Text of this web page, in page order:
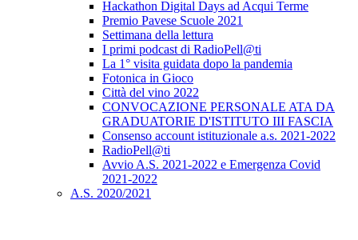
Hackathon Digital Days ad Acqui Terme
Premio Pavese Scuole 2021
Settimana della lettura
I primi podcast di RadioPell@ti
La 1° visita guidata dopo la pandemia
Fotonica in Gioco
Città del vino 2022
CONVOCAZIONE PERSONALE ATA DA
GRADUATORIE D'ISTITUTO III FASCIA
Consenso account istituzionale a.s. 2021-2022
RadioPell@ti
Avvio A.S. 2021-2022 e Emergenza Covid
2021-2022
A.S. 2020/2021